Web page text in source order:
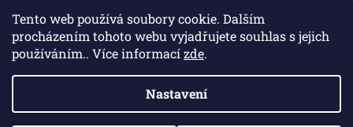
Tento web používá soubory cookie. Dalším
procházením tohoto webu vyjadřujete souhlas s jejich
používáním.. Více informacízde.
Nastavení